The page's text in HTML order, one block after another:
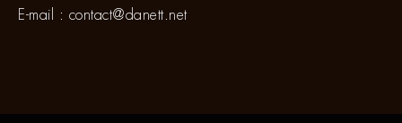
E-mail : contact@danett.net